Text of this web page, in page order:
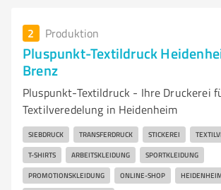
2 Produktion
Pluspunkt-Textildruck
Brenz
Pluspunkt-Textildruck - Ihre Druckerei
Textilveredelung in Heidenheim
SIEBDRUCK TRANSFERDRUCK STICKEREI
T-SHIRTS ARBEITSKLEIDUNG SPORTKLEIDUNG
PROMOTIONSKLEIDUNG ONLINE-SHOP